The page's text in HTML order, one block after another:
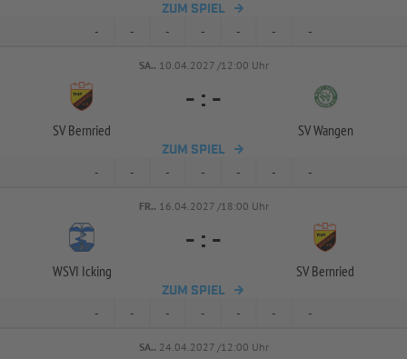
ZUM SPIEL
- - - - - - -
SA.. 10.04.2027 /12:00 Uhr
SV Bernried
- : -
SV Wangen
ZUM SPIEL
- - - - - - -
FR.. 16.04.2027 /18:00 Uhr
WSVI Icking
- : -
SV Bernried
ZUM SPIEL
- - - - - - -
SA.. 24.04.2027 /12:00 Uhr